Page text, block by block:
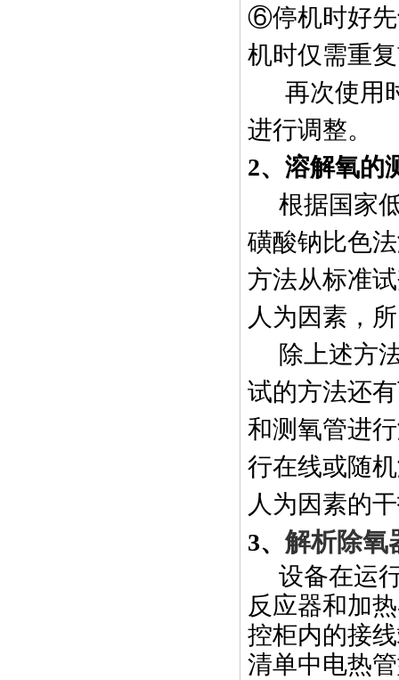
⑥停机时好先
机时仅需重
再次使用
进行调整。
2、溶解氧的
根据国家
磺酸钠比色
方法从标准
人为因素，
除上述方
试的方法还
和测氧管进
行在线或随
人为因素的
3、 解析除氧
设备在运
反应器和加
控柜内的接
清单中电热